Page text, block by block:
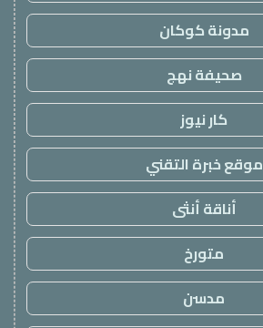
مدونة كوكان
صحيفة نهج
كار نيوز
موقع خبرة التقني
أناقة أنثى
متورخ
مدسن